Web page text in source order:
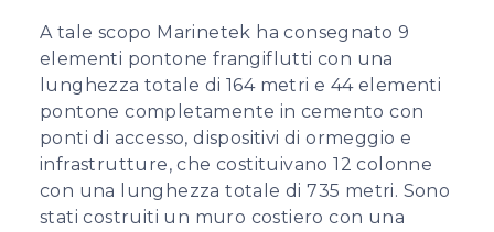
A tale scopo Marinetek ha consegnato 9
elementi pontone frangiflutti con una
lunghezza totale di 164 metri e 44 elementi
pontone completamente in cemento con
ponti di accesso, dispositivi di ormeggio e
infrastrutture, che costituivano 12 colonne
con una lunghezza totale di 735 metri. Sono
stati costruiti un muro costiero con una